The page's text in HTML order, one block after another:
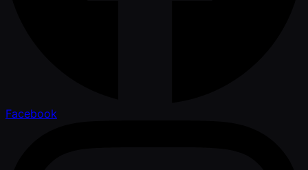
Facebook